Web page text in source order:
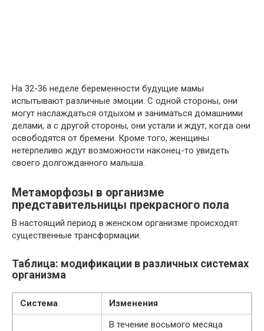
На 32-36 неделе беременности будущие мамы
испытывают различные эмоции. С одной стороны, они
могут наслаждаться отдыхом и заниматься домашними
делами, а с другой стороны, они устали и ждут, когда они
освободятся от бремени. Кроме того, женщины
нетерпеливо ждут возможности наконец-то увидеть
своего долгожданного малыша.
Метаморфозы в организме
представительницы прекрасного пола
В настоящий период в женском организме происходят
существенные трансформации.
Таблица: модификации в различных системах
организма
Система Изменения
В течение восьмого месяца